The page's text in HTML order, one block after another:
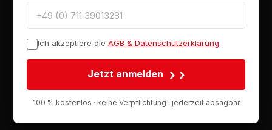
Ich akzeptiere die AGB & Datenschutzerklärung.
Jetzt anmelden ›
100 % kostenlos · keine Verpflichtung · jederzeit absagbar